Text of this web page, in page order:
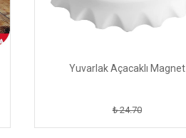
Yuvarlak Açacaklı Magnet
₺ 24.70